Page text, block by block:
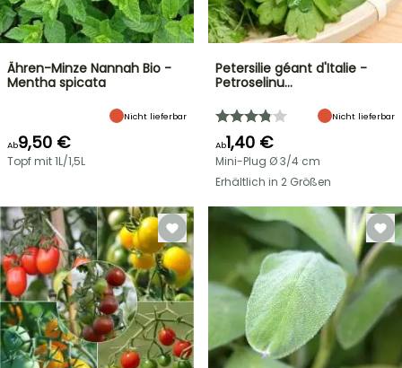
Ähren-Minze Nannah Bio -
Mentha spicata
Nicht lieferbar
Ab9,50 €
Topf mit 1L/1,5L
Petersilie géant d'Italie -
Petroselinu…
Nicht lieferbar
Ab1,40 €
Mini-Plug Ø 3/4 cm
Erhältlich in 2 Größen